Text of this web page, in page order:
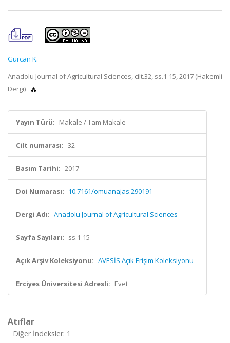
Gürcan K.
Anadolu Journal of Agricultural Sciences, cilt.32, ss.1-15, 2017 (Hakemli
Dergi)
Yayın Türü: Makale / Tam Makale
Cilt numarası: 32
Basım Tarihi: 2017
Doi Numarası: 10.7161/omuanajas.290191
Dergi Adı: Anadolu Journal of Agricultural Sciences
Sayfa Sayıları: ss.1-15
Açık Arşiv Koleksiyonu: AVESİS Açık Erişim Koleksiyonu
Erciyes Üniversitesi Adresli: Evet
Atıflar
Diğer İndeksler: 1